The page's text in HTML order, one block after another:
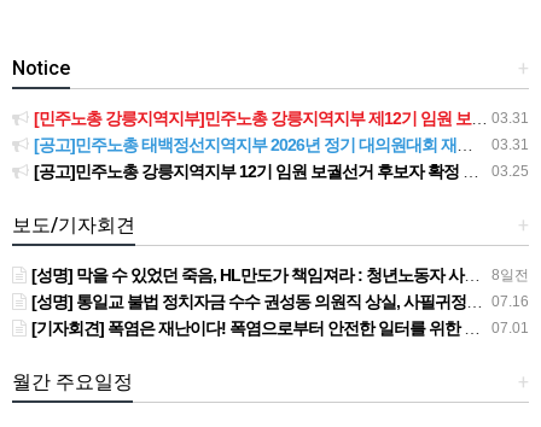
+
Notice
03.31
[민주노총 강릉지역지부]민주노총 강릉지역지부 제12기 임원 보궐선거결과 공고
03.31
[공고]민주노총 태백정선지역지부 2026년 정기 대의원대회 재소집 건
03.25
[공고]민주노총 강릉지역지부 12기 임원 보궐선거 후보자 확정 공고
+
보도/기자회견
8일전
[성명] 막을 수 있었던 죽음, HL만도가 책임져라 : 청년노동자 사망사고의 철저한 진상규명과 재발방지 대책 마련하라
07.16
[성명] 통일교 불법 정치자금 수수 권성동 의원직 상실, 사필귀정이다
07.01
[기자회견] 폭염은 재난이다! 폭염으로부터 안전한 일터를 위한 민주노총 강원지역본부 폭염감시단 선포 기자회견
+
월간 주요일정